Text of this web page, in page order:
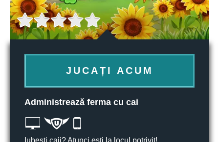
JUCAȚI ACUM
Administrează ferma cu cai
Iubești caii? Atunci ești la locul potrivit!